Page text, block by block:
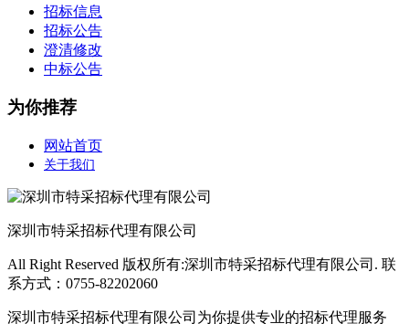
招标信息
招标公告
澄清修改
中标公告
为你推荐
网站首页
关于我们
深圳市特采招标代理有限公司
All Right Reserved 版权所有:深圳市特采招标代理有限公司. 联
系方式：0755-82202060
深圳市特采招标代理有限公司为你提供专业的招标代理服务